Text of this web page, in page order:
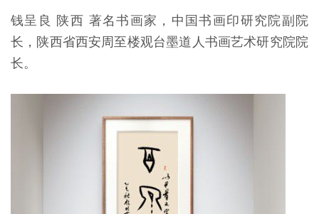
钱呈良 陕西 著名书画家，中国书画印研究院副院
长，陕西省西安周至楼观台墨道人书画艺术研究院院
长。